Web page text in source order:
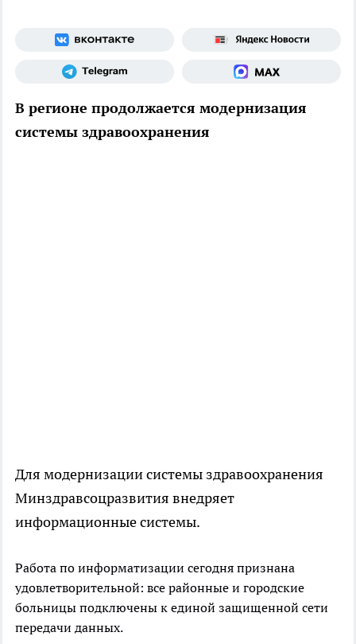
В регионе продолжается модернизация
системы здравоохранения
Для модернизации системы здравоохранения
Минздравсоцразвития внедряет
информационные системы.
Работа по информатизации сегодня признана
удовлетворительной: все районные и городские
больницы подключены к единой защищенной сети
передачи данных.